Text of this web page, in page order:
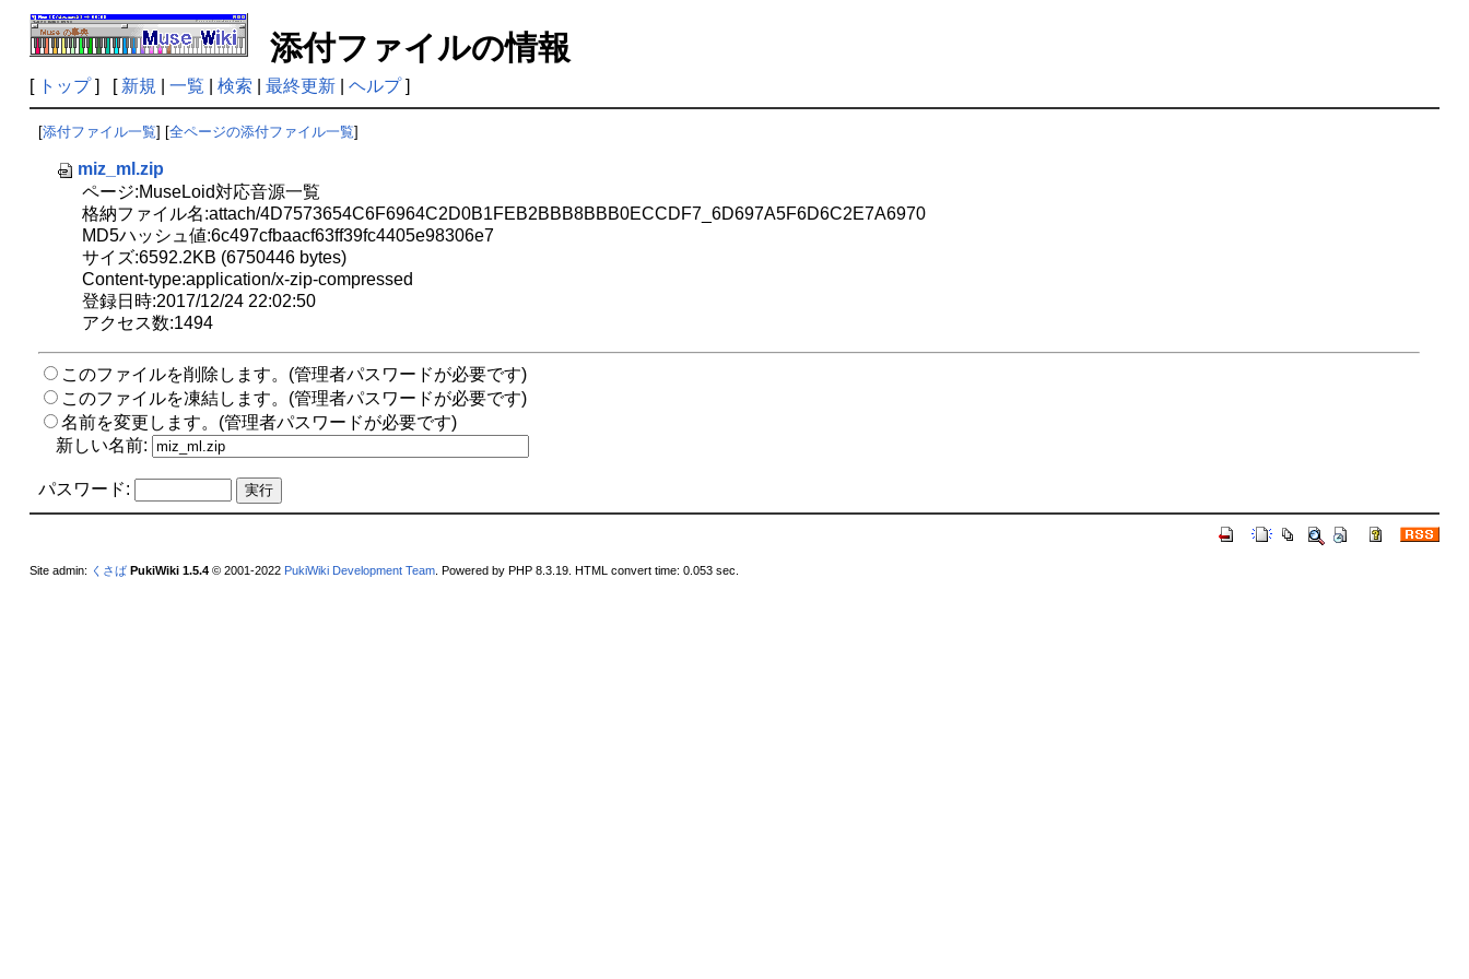
添付ファイルの情報
[ トップ] [ 新規 一覧 検索 最終更新| ヘルプ]
[添付ファイル一覧] [全ページの添付ファイル一覧]
miz_ml.zip
ページ:MuseLoid対応音源一覧
格納ファイル名:attach/4D7573654C6F6964C2D0B1FEB2BBB8BBB0ECCDF7_6D697A5F6D6C2E7A6970
MD5ハッシュ値:6c497cfbaacf63ff39fc4405e98306e7
サイズ:6592.2KB (6750446 bytes)
Content-type:application/x-zip-compressed
登録日時:2017/12/24 22:02:50
アクセス数:1494
このファイルを削除します。(管理者パスワードが必要です)
このファイルを凍結します。(管理者パスワードが必要です)
名前を変更します。(管理者パスワードが必要です)
新しい名前:
パスワード:
Site admin: くさば PukiWiki 1.5.4© 2001-2022 PukiWiki Development Team. Powered by PHP 8.3.19. HTML convert time: 0.053 sec.